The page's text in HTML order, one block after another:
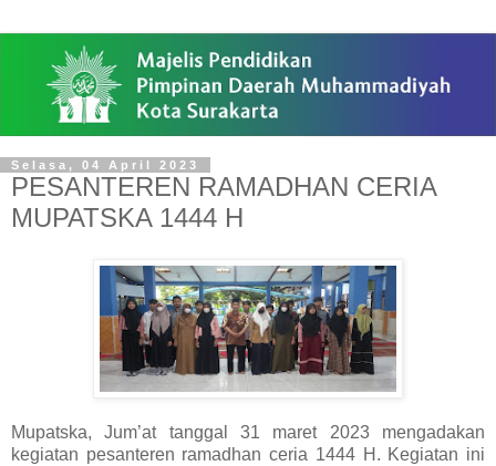
Selasa, 04 April 2023
PESANTEREN RAMADHAN CERIA
MUPATSKA 1444 H
Mupatska, Jum’at tanggal 31 maret 2023 mengadakan
kegiatan pesanteren ramadhan ceria 1444 H. Kegiatan ini